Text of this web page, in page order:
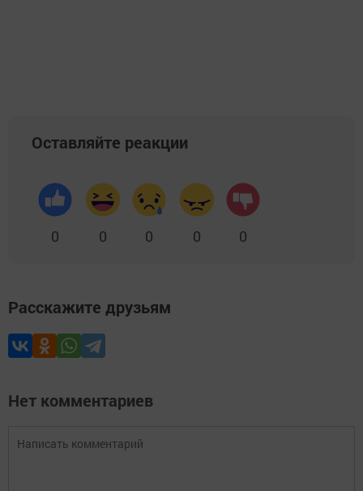
Оставляйте реакции
0 0 0 0 0
Расскажите друзьям
Нет комментариев